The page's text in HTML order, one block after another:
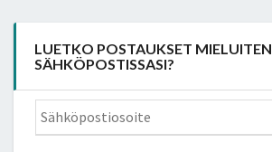
LUETKO POSTAUKSET MIELUITEN
SÄHKÖPOSTISSASI?
Sähköpostiosoite